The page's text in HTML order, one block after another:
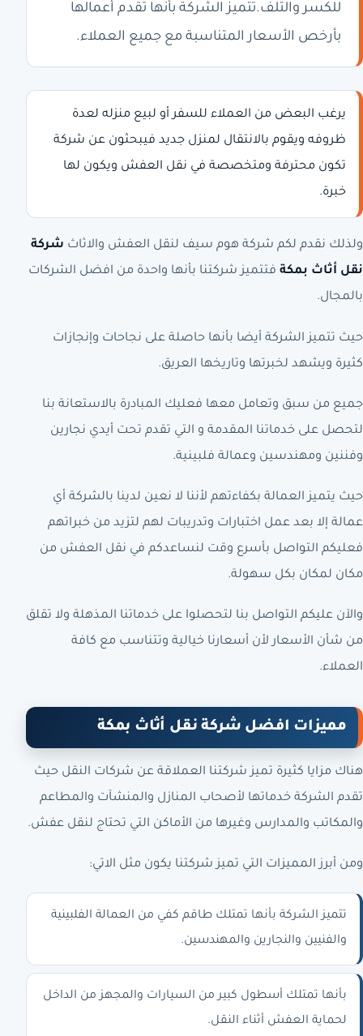
للكسر والتلف.تتميز الشركة بأنها تقدم أعمالها
بأرخص الأسعار المتناسبة مع جميع العملاء.
يرغب البعض من العملاء للسفر أو لبيع منزله لعدة
ظروفه ويقوم بالانتقال لمنزل جديد فيبحثون عن شركة
تكون محترفة ومتخصصة في نقل العفش ويكون لها
خبرة.
ولذلك نقدم لكم شركة هوم سيف لنقل العفش والاثاث شركة
نقل أثاث بمكة فتتميز شركتنا بأنها واحدة من افضل الشركات
بالمجال.
حيث تتميز الشركة أيضا بأنها حاصلة على نجاحات وإنجازات
كثيرة ويشهد لخبرتها وتاريخها العريق.
جميع من سبق وتعامل معها فعليك المبادرة بالاستعانة بنا
لتحصل على خدماتنا المقدمة و التي تقدم تحت أيدي نجارين
وفننين ومهندسين وعمالة فلبينية.
حيث يتميز العمالة بكفاءتهم لأننا لا نعين لدينا بالشركة أي
عمالة إلا بعد عمل اختبارات وتدريبات لهم لتزيد من خبراتهم
فعليكم التواصل بأسرع وقت لنساعدكم في نقل العفش من
مكان لمكان بكل سهولة.
والآن عليكم التواصل بنا لتحصلوا على خدماتنا المذهلة ولا تقلق
من شأن الأسعار لأن أسعارنا خيالية وتتناسب مع كافة
العملاء.
مميزات افضل شركة نقل أثاث بمكة
هناك مزايا كثيرة تميز شركتنا العملاقة عن شركات النقل حيث
تقدم الشركة خدماتها لأصحاب المنازل والمنشآت والمطاعم
والمكاتب والمدارس وغيرها من الأماكن التي تحتاج لنقل عفش.
ومن أبرز المميزات التي تميز شركتنا يكون مثل الاتي:
تتميز الشركة بأنها تمتلك طاقم كفي من العمالة الفلبينية
والفنيين والنجارين والمهندسين.
بأنها تمتلك أسطول كبير من السيارات والمجهز من الداخل
لحماية العفش أثناء النقل.